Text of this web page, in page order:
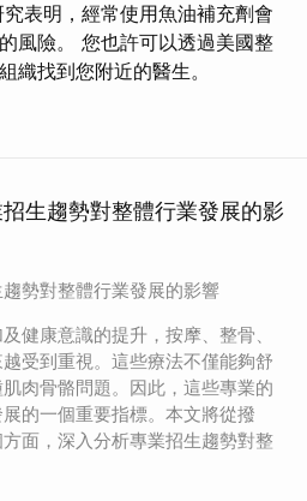
表明，經常使用魚油補充劑會
風險。 您也許可以透過美國整
織找到您附近的醫生。
生趨勢對整體行業發展的影
勢對整體行業發展的影響
健康意識的提升，按摩、整骨、
受到重視。這些療法不僅能夠舒
肉骨骼問題。因此，這些專業的
的一個重要指標。本文將從撥
面，深入分析專業招生趨勢對整